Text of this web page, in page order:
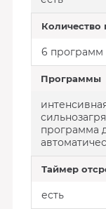
Количество
6 программ
Программы
программа
Таймер
есть